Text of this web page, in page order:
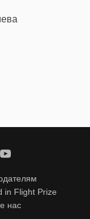
in Flight Prize
нас